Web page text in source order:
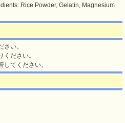
Rice Powder, Gelatin, Magnesium
さい。
ください。
してください。